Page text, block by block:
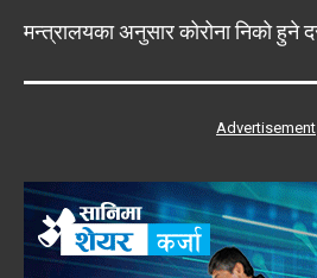
मन्त्रालयका अनुसार कोरोना निको हुने
Advertisement